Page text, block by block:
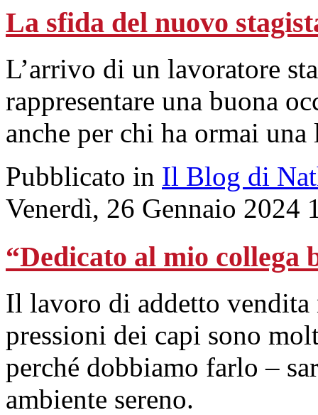
La sfida del nuovo
L’arrivo di un lavoratore
rappresentare una buona
anche per chi ha ormai
Pubblicato in Il Blog di
Venerdì, 26 Gennaio 2024
“Dedicato al mio collega
Il lavoro di addetto vendita
pressioni dei capi sono
perché dobbiamo farlo –
ambiente sereno.